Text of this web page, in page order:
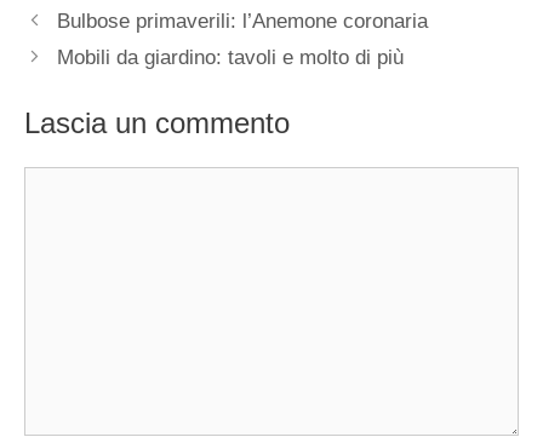
Bulbose primaverili: l’Anemone coronaria
Mobili da giardino: tavoli e molto di più
Lascia un commento